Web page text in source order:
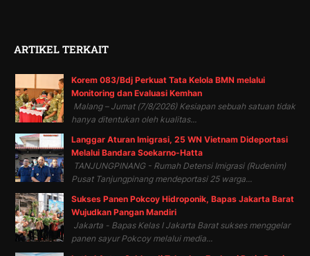
ARTIKEL TERKAIT
Korem 083/Bdj Perkuat Tata Kelola BMN melalui
Monitoring dan Evaluasi Kemhan
Malang – Jumat (7/8/2026) Kesiapan sebuah satuan tidak
hanya ditentukan oleh kualitas...
Langgar Aturan Imigrasi, 25 WN Vietnam Dideportasi
Melalui Bandara Soekarno-Hatta
TANJUNGPINANG - Rumah Detensi Imigrasi (Rudenim)
Pusat Tanjungpinang mendeportasi 25 warga...
Sukses Panen Pokcoy Hidroponik, Bapas Jakarta Barat
Wujudkan Pangan Mandiri
Jakarta - Bapas Kelas I Jakarta Barat sukses menggelar
panen sayur Pokcoy melalui media...